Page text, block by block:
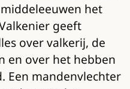
het
geeft
over valkerij, de
en over het hebben
Een mandenvlechter